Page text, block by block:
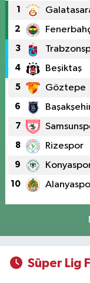
1
2
3
4 Beşiktaş
5 Göztepe
6
7
8 Rizespor
9
10
Süper Lig